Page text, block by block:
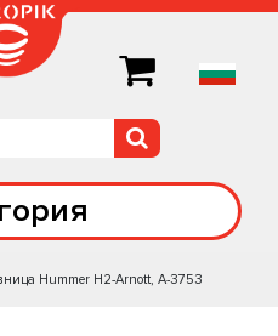
Hummer H2-Arnott, A-3753